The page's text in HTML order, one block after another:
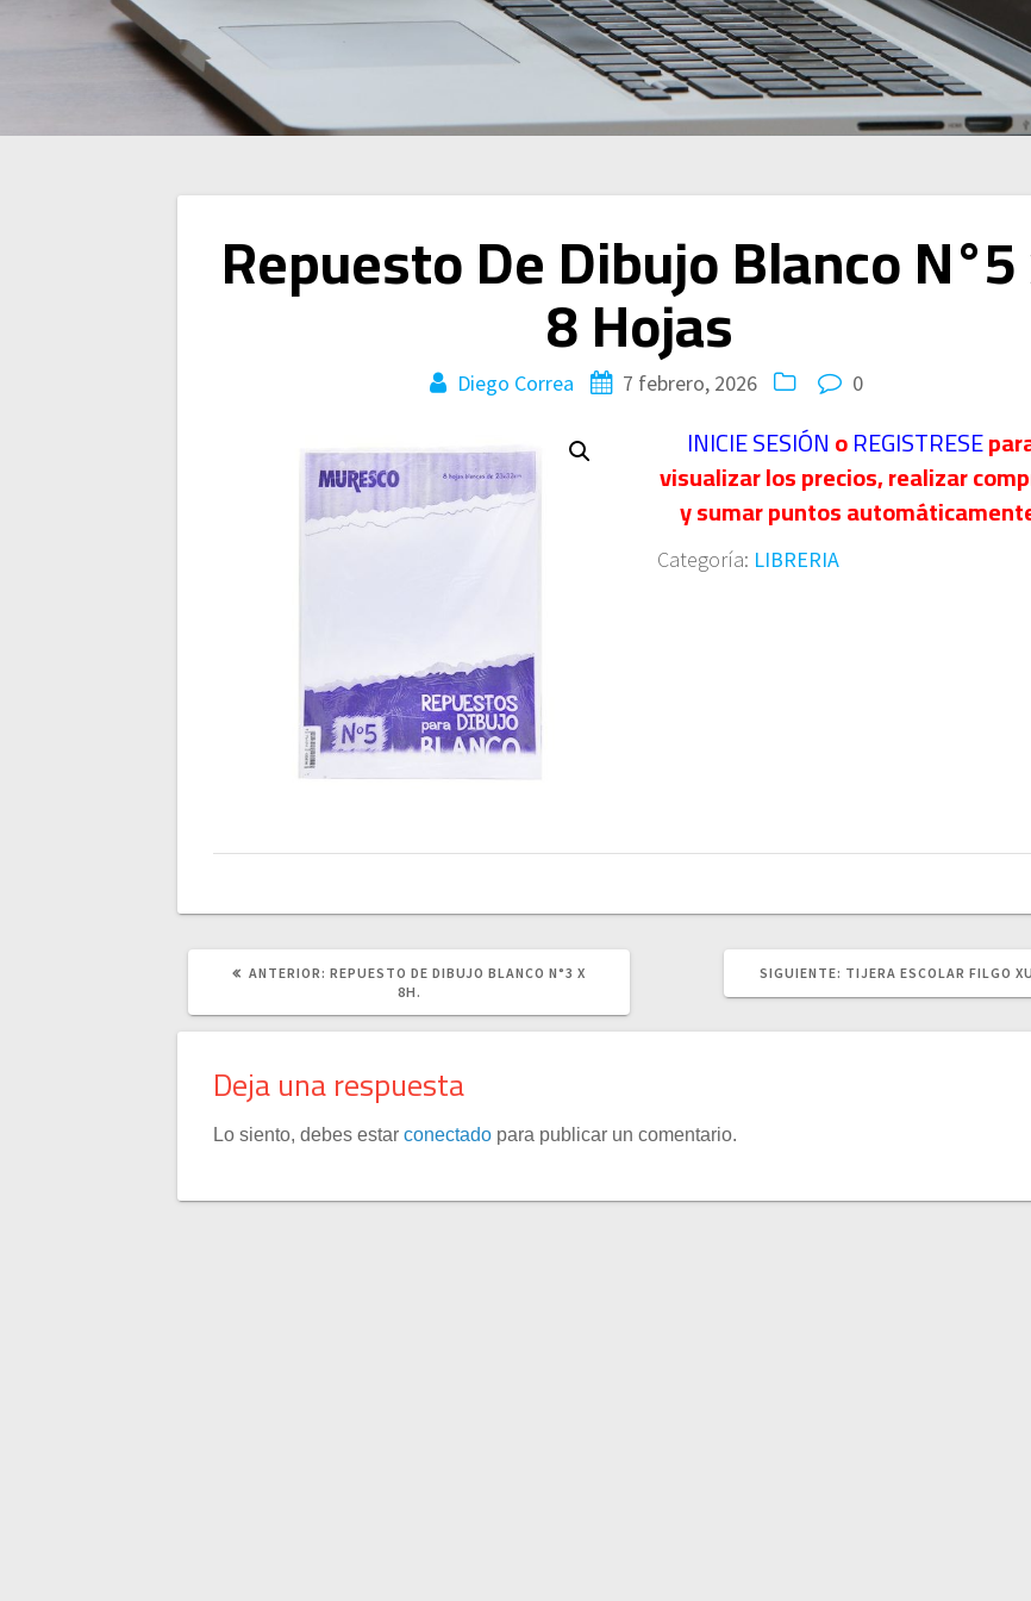
Repuesto De Dibujo Blanco
8 Hojas
Diego Correa 7 febrero, 2026 0
INICIE SESIÓNoREGISTRESE
visualizar los precios, realizar
y sumar puntos
Categoría: LIBRERIA
Navegación
ANTERIOR: POST
ANTERIOR:
REPUESTO DE DIBUJO BLANCO N°3 X
8H.
SIGUIENTE: SIGUIENTE
TIJERA ESCOLAR FILGO
Deja una respuesta
Lo siento, debes estarconectado para publicar un comentario.